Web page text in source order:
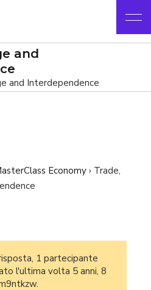
and
and Interdependence
Economy › Trade,
1 partecipante
l'ultima volta 5 anni, 8
.